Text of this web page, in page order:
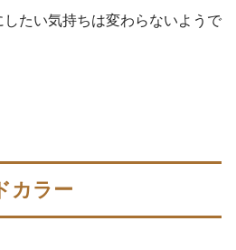
たい気持ちは変わらないようで
カラー